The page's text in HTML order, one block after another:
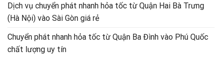
Dịch vụ chuyển phát nhanh hỏa tốc từ Quận Hai Bà Trưng
(Hà Nội) vào Sài Gòn giá rẻ
Chuyển phát nhanh hỏa tốc từ Quận Ba Đình vào Phú Quốc
chất lượng uy tín